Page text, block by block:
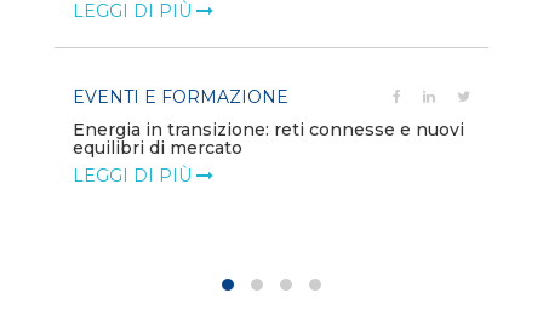
LEGGI DI PIÙ
EVENTI E FORMAZIONE
Energia in transizione: reti connesse e nuovi
equilibri di mercato
LEGGI DI PIÙ